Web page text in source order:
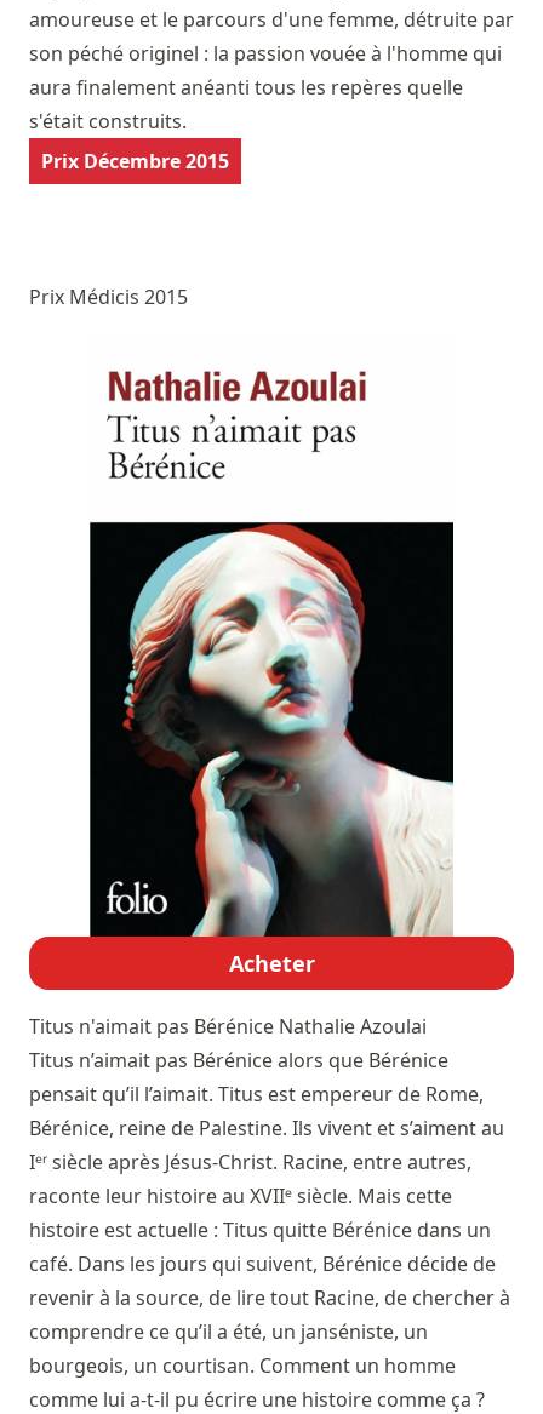
amoureuse et le parcours d'une femme, détruite par
son péché originel : la passion vouée à l'homme qui
aura finalement anéanti tous les repères quelle
s'était construits.
Prix Décembre 2015
Prix Médicis 2015
Acheter
Titus n'aimait pas Bérénice Nathalie Azoulai
Titus n’aimait pas Bérénice alors que Bérénice
pensait qu’il l’aimait. Titus est empereur de Rome,
Bérénice, reine de Palestine. Ils vivent et s’aiment au
Iᵉʳ siècle après Jésus-Christ. Racine, entre autres,
raconte leur histoire au XVIIᵉ siècle. Mais cette
histoire est actuelle : Titus quitte Bérénice dans un
café. Dans les jours qui suivent, Bérénice décide de
revenir à la source, de lire tout Racine, de chercher à
comprendre ce qu’il a été, un janséniste, un
bourgeois, un courtisan. Comment un homme
comme lui a-t-il pu écrire une histoire comme ça ?